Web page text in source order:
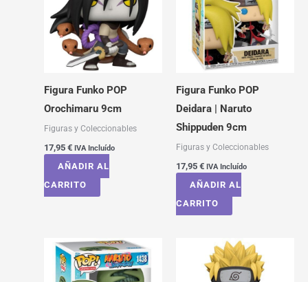
Figura Funko POP
Orochimaru 9cm
Figuras y Coleccionables
17,95 € IVA Incluído
AÑADIR AL
CARRITO
Figura Funko POP
Deidara | Naruto
Shippuden 9cm
Figuras y Coleccionables
17,95 € IVA Incluído
AÑADIR AL
CARRITO